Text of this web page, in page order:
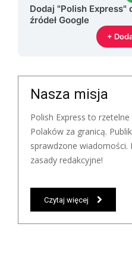
Dodaj "Polish
źródeł Google
+
Nasza misja
Polish Express to
Polaków za granicą.
sprawdzone wiadomości.
zasady redakcyjne!
Czytaj więcej